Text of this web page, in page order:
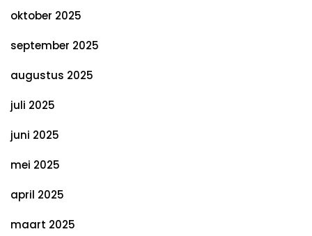
oktober 2025
september 2025
augustus 2025
juli 2025
juni 2025
mei 2025
april 2025
maart 2025